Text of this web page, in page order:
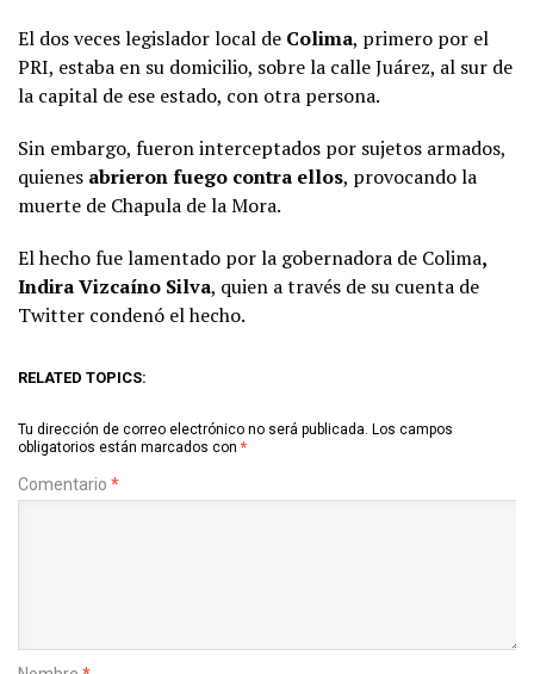
El dos veces legislador local de Colima, primero por el
PRI, estaba en su domicilio, sobre la calle Juárez, al sur de
la capital de ese estado, con otra persona.
Sin embargo, fueron interceptados por sujetos armados,
quienes abrieron fuego contra ellos, provocando la
muerte de Chapula de la Mora.
El hecho fue lamentado por la gobernadora de Colima,
Indira Vizcaíno Silva, quien a través de su cuenta de
Twitter condenó el hecho.
RELATED TOPICS:
Tu dirección de correo electrónico no será publicada. Los campos
obligatorios están marcados con *
Comentario *